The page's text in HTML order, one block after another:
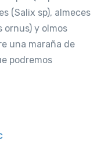
(Salix sp), almeces
ornus) y olmos
una maraña de
podremos